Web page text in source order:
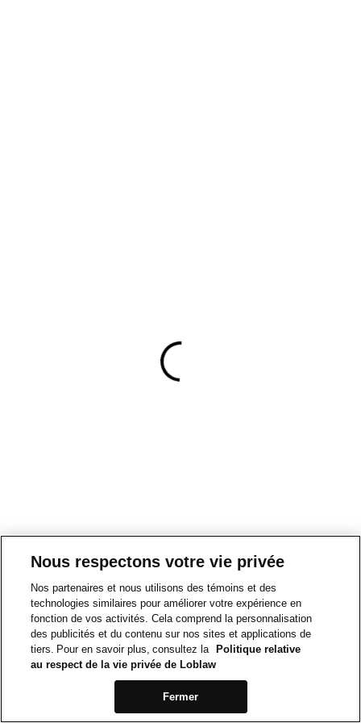
Nous respectons votre vie privée
Nos partenaires et nous utilisons des témoins et des
technologies similaires pour améliorer votre expérience en
fonction de vos activités. Cela comprend la personnalisation
des publicités et du contenu sur nos sites et applications de
tiers. Pour en savoir plus, consultez la
Politique relative
au respect de la vie privée de Loblaw
Fermer